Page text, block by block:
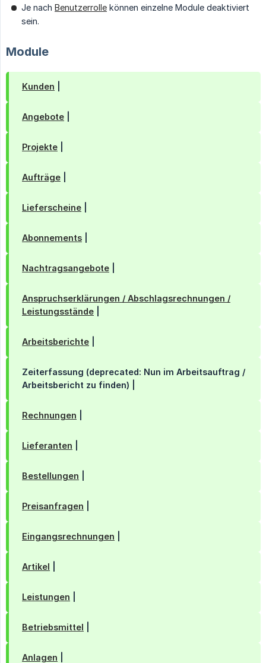
Je nach Benutzerrolle können einzelne Module deaktiviert
sein.
Module
Kunden
Angebote
Projekte
Aufträge
Lieferscheine
Abonnements
Nachtragsangebote
Anspruchserklärungen / Abschlagsrechnungen /
Leistungsstände
Arbeitsberichte
Zeiterfassung (deprecated: Nun im Arbeitsauftrag /
Arbeitsbericht zu finden) |
Rechnungen
Lieferanten
Bestellungen
Preisanfragen
Eingangsrechnungen
Artikel
Leistungen
Betriebsmittel
Anlagen